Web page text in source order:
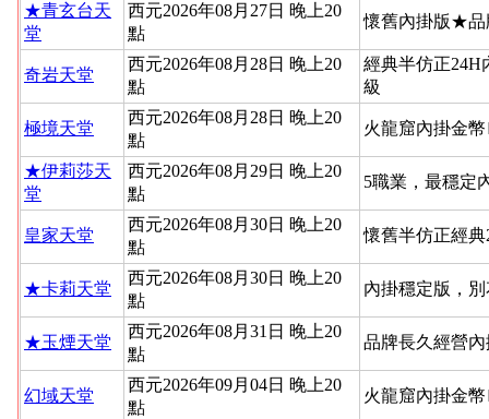
★青玄台天
堂
西元2026年08月27日 晚上20
點
懷舊內掛版★品
奇岩天堂
西元2026年08月28日 晚上20
點
經典半仿正24H
級
極境天堂
西元2026年08月28日 晚上20
點
火龍窟內掛金
★伊莉莎天
堂
西元2026年08月29日 晚上20
點
5職業，最穩定
皇家天堂
西元2026年08月30日 晚上20
點
懷舊半仿正經
★卡莉天堂
西元2026年08月30日 晚上20
點
內掛穩定版，
★玉煙天堂
西元2026年08月31日 晚上20
點
品牌長久經營
幻域天堂
西元2026年09月04日 晚上20
點
火龍窟內掛金